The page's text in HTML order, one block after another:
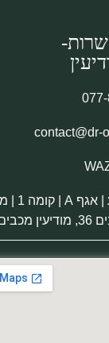
contact@dr-
רעות